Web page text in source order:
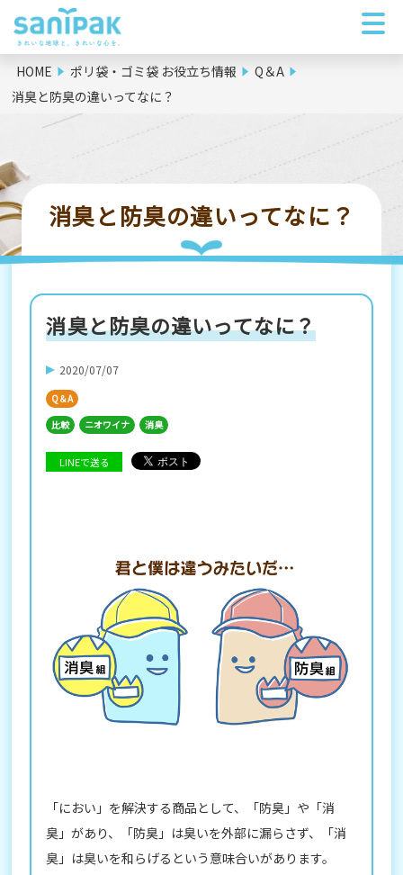
HOME ポリ袋・ゴミ袋 お役立ち情報
Q＆A
消臭と防臭の違いってなに？
消臭と防臭の違いってなに？
消臭と防臭の違いってなに？
2020/07/07
Q＆A
比較
ニオワイナ 消臭
LINEで送る
「におい」を解決する商品として、「防臭」や「消
臭」があり、「防臭」は臭いを外部に漏らさず、「消
臭」は臭いを和らげるという意味合いがあります。